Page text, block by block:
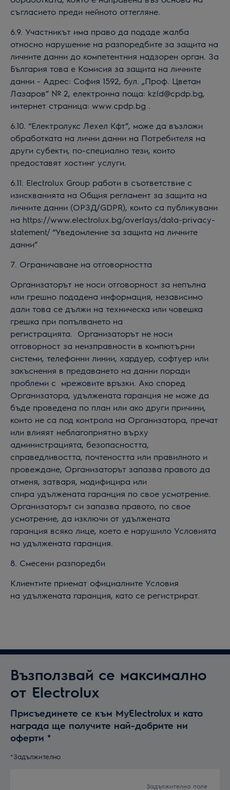
съгласието преди нейното оттегляне.
6.9. Участникът има право да подаде жалба
относно нарушение на разпоредбите за защита на
личните данни до компетентния надзорен орган. За
България това е Комисия за защита на личните
данни - Адрес: София 1592, бул. „Проф. Цветан
Лазаров” № 2, електронна поща: kzld@cpdp.bg,
интернет страница: www.cpdp.bg .
6.10. “Електролукс Лехел Кфт”, може да възложи
обработката на лични данни на Потребителя на
други субекти, по-специално тези, които
предоставят хостинг услуги.
6.11. Electrolux Group работи в съответствие с
изискванията на Общия регламент за защита на
личните данни (ОРЗД/GDPR), които са публикувани
на https://www.electrolux.bg/overlays/data-privacy-
statement/ “Уведомление за защита на личните
данни”
7. Ограничаване на отговорността
Организаторът не носи отговорност за непълна
или грешно подадена информация, независимо
дали това се дължи на техническа или човешка
грешка при попълването на
регистрацията. Организаторът не носи
отговорност за неизправности в компютърни
системи, телефонни линии, хардуер, софтуер или
закъснения в предаването на данни поради
проблеми с мрежовите връзки. Ако според
Организатора, удължената гаранция не може да
бъде проведена по план или ако други причини,
които не са под контрола на Организатора, пречат
или влияят неблагоприятно върху
администрацията, безопасността,
справедливостта, почтеността или правилното и
провеждане, Организаторът запазва правото да
отменя, затваря, модифицира или
спира удължената гаранция по свое усмотрение.
Организаторът си запазва правото, по свое
усмотрение, да изключи от удължената
гаранция всяко лице, което е нарушило Условията
на удължената гаранция.
8. Смесени разпоредби
Клиентите приемат официалните Условия
на удължената гаранция, като се регистрират.
Възползвай се максимално
от Electrolux
Присъединете се към MyElectrolux и като
награда ще получите най-добрите ни
оферти *
*Задължително
Задължително поле